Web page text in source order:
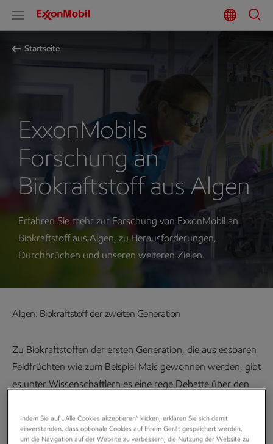
Startseite
ExxonMobils
Forschung an
Biokraftstoff aus Algen
Erfahren Sie mehr zur Forschung von ExxonMobil an
Biokraftstoff aus Algen, zu Herausforderungen,
Durchbrüchen und unseren weiteren Zielen.
Algen: Biokraftstoff der zweiten Generation
Zu Biokraftstoffen der ersten Generation, die aus essbaren
Feldfrüchten wie zum Beispiel Mais gewonnen werden, gibt
es unter Wissenschaftlern es eine rege Debatte über den
wissenschaftlichen Literatur legen den Schluss nahe, dass
der direkte Ausstoß von Treibhausgasen während des
Indem Sie auf „Alle Cookies akzeptieren“ klicken, erklären Sie sich damit
einverstanden, dass optionale Cookies auf Ihrem Gerät gespeichert werden,
um die Navigation auf der Website zu verbessern, die Nutzung der Website zu